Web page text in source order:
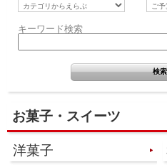
キーワード検索
お菓子・スイーツ
洋菓子